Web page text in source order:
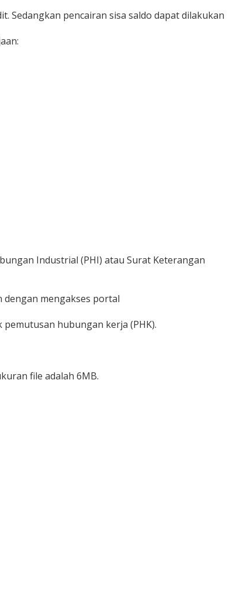
Sedangkan pencairan sisa saldo dapat dilakukan
Industrial (PHI) atau Surat Keterangan
dengan mengakses portal
hubungan kerja (PHK).
file adalah 6MB.